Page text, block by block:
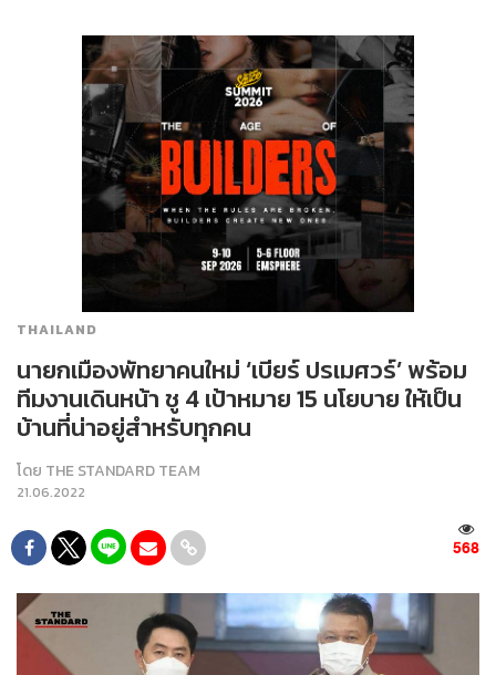
THAILAND
นายกเมืองพัทยาคนใหม่ ‘เบียร์ ปรเมศวร์’ พร้อม
ทีมงานเดินหน้า ชู 4 เป้าหมาย 15 นโยบาย ให้เป็น
บ้านที่น่าอยู่สำหรับทุกคน
โดย THE STANDARD TEAM
21.06.2022
568